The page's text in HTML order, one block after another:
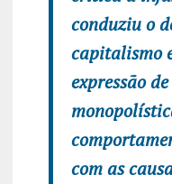
conduziu o
capitalismo
expressão
com as